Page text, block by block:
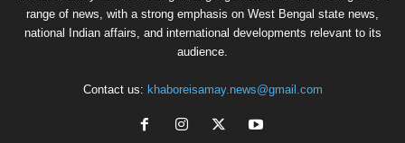
range of news, with a strong emphasis on West Bengal state news,
national Indian affairs, and international developments relevant to its
audience.
Contact us: khaboreisamay.news@gmail.com